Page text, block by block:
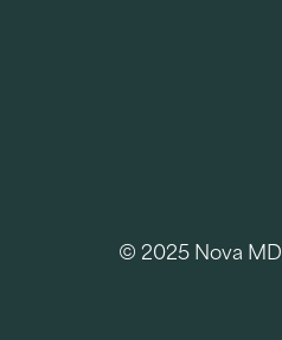
© 2025 Nova MD